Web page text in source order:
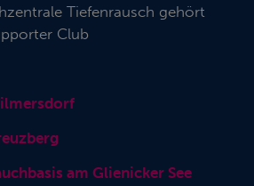
Tiefenrausch gehört
Club
am Glienicker See